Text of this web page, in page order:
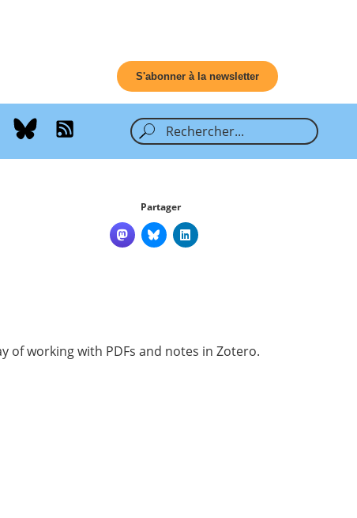
S'abonner à la newsletter
Partager
of working with PDFs and notes in Zotero.